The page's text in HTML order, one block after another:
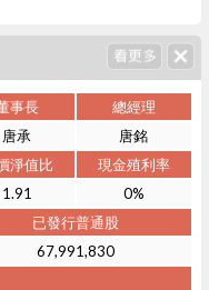
事長
總經理
唐承
唐銘
淨值比
現金殖利率
1.91
0%
已發行普通股
67,991,830